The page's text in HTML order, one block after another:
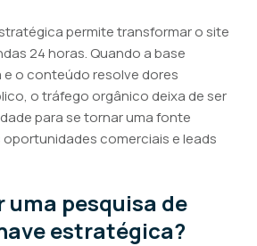
permite transformar o site
24 horas. Quando a base
o conteúdo resolve dores
o tráfego orgânico deixa de ser
para se tornar uma fonte
oportunidades comerciais e leads
uma pesquisa de
estratégica?